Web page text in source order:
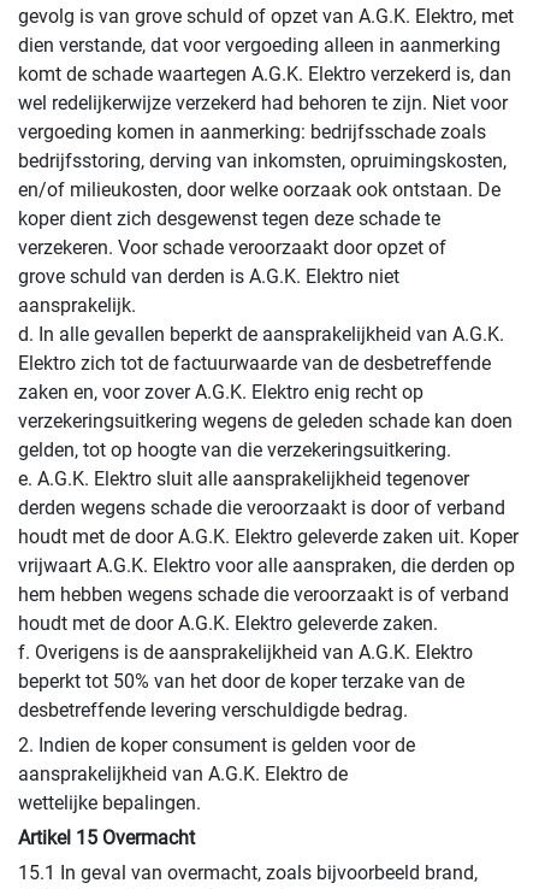
gevolg is van grove schuld of opzet van A.G.K. Elektro, met
dien verstande, dat voor vergoeding alleen in aanmerking
komt de schade waartegen A.G.K. Elektro verzekerd is, dan
wel redelijkerwijze verzekerd had behoren te zijn. Niet voor
vergoeding komen in aanmerking: bedrijfsschade zoals
bedrijfsstoring, derving van inkomsten, opruimingskosten,
en/of milieukosten, door welke oorzaak ook ontstaan. De
koper dient zich desgewenst tegen deze schade te
verzekeren. Voor schade veroorzaakt door opzet of
grove schuld van derden is A.G.K. Elektro niet
aansprakelijk.
d. In alle gevallen beperkt de aansprakelijkheid van A.G.K.
Elektro zich tot de factuurwaarde van de desbetreffende
zaken en, voor zover A.G.K. Elektro enig recht op
verzekeringsuitkering wegens de geleden schade kan doen
gelden, tot op hoogte van die verzekeringsuitkering.
e. A.G.K. Elektro sluit alle aansprakelijkheid tegenover
derden wegens schade die veroorzaakt is door of verband
houdt met de door A.G.K. Elektro geleverde zaken uit. Koper
vrijwaart A.G.K. Elektro voor alle aanspraken, die derden op
hem hebben wegens schade die veroorzaakt is of verband
houdt met de door A.G.K. Elektro geleverde zaken.
f. Overigens is de aansprakelijkheid van A.G.K. Elektro
beperkt tot 50% van het door de koper terzake van de
desbetreffende levering verschuldigde bedrag.
2. Indien de koper consument is gelden voor de
aansprakelijkheid van A.G.K. Elektro de
wettelijke bepalingen.
Artikel 15 Overmacht
15.1 In geval van overmacht, zoals bijvoorbeeld brand,